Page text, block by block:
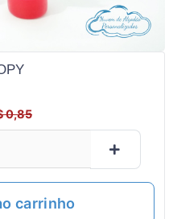
0,85
carrinho